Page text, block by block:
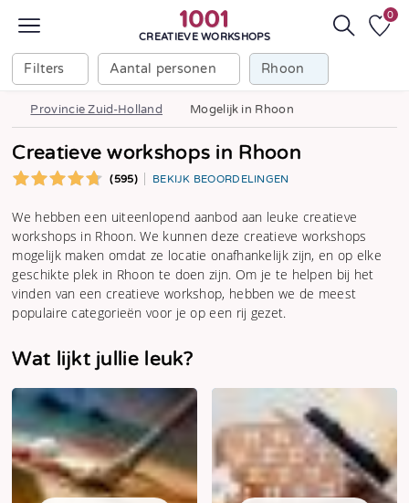
CREATIEVE WORKSHOPS
Filters Aantal personen Rhoon
0
Provincie Zuid-Holland Mogelijk in Rhoon
Creatieve workshops in Rhoon
(595) BEKIJK BEOORDELINGEN
We hebben een uiteenlopend aanbod aan leuke creatieve
workshops in Rhoon. We kunnen deze creatieve workshops
mogelijk maken omdat ze locatie onafhankelijk zijn, en op elke
geschikte plek in Rhoon te doen zijn. Om je te helpen bij het
vinden van een creatieve workshop, hebben we de meest
populaire categorieën voor je op een rij gezet.
Wat lijkt jullie leuk?